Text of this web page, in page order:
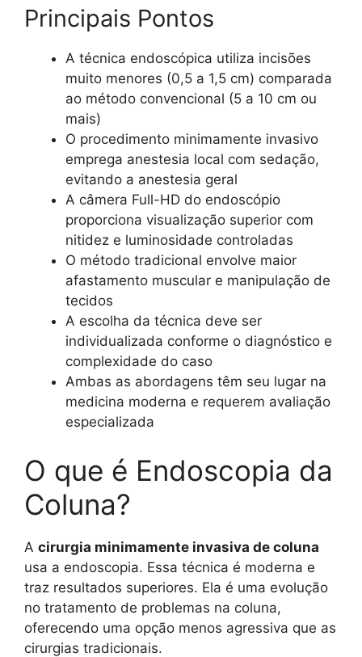
Principais Pontos
A técnica endoscópica utiliza incisões
muito menores (0,5 a 1,5 cm) comparada
ao método convencional (5 a 10 cm ou
mais)
O procedimento minimamente invasivo
emprega anestesia local com sedação,
evitando a anestesia geral
A câmera Full-HD do endoscópio
proporciona visualização superior com
nitidez e luminosidade controladas
O método tradicional envolve maior
afastamento muscular e manipulação de
tecidos
A escolha da técnica deve ser
individualizada conforme o diagnóstico e
complexidade do caso
Ambas as abordagens têm seu lugar na
medicina moderna e requerem avaliação
especializada
O que é Endoscopia da
Coluna?
A cirurgia minimamente invasiva de coluna
usa a endoscopia. Essa técnica é moderna e
traz resultados superiores. Ela é uma evolução
no tratamento de problemas na coluna,
oferecendo uma opção menos agressiva que as
cirurgias tradicionais.